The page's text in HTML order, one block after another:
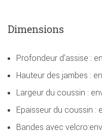
Dimensions
Profondeur d'assise :
Hauteur des jambes :
Largeur du coussin :
Epaisseur du coussin :
Bandes avec